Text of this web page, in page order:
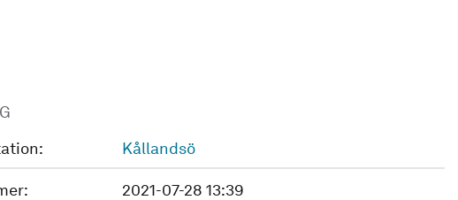
Kållandsö
2021-07-28 13:39